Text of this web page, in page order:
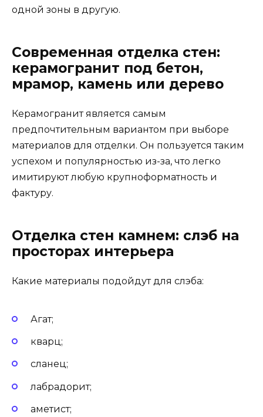
одной зоны в другую.
Современная отделка стен:
керамогранит под бетон,
мрамор, камень или дерево
Керамогранит является самым
предпочтительным вариантом при выборе
материалов для отделки. Он пользуется таким
успехом и популярностью из-за, что легко
имитируют любую крупноформатность и
фактуру.
Отделка стен камнем: слэб на
просторах интерьера
Какие материалы подойдут для слэба:
Агат;
кварц;
сланец;
лабрадорит;
аметист;